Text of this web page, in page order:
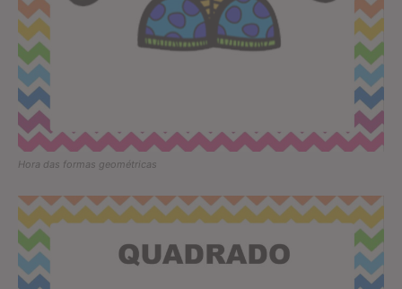
Hora das formas geométricas